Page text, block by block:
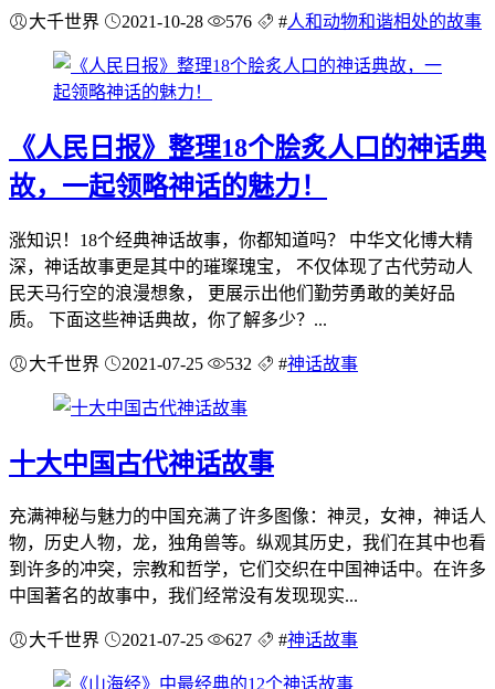
大千世界 2021-10-28 576 #人和动物和谐相处的故事
《人民日报》整理18个脍炙人口的神话典
故，一起领略神话的魅力！
涨知识！18个经典神话故事，你都知道吗？ 中华文化博大精
深，神话故事更是其中的璀璨瑰宝， 不仅体现了古代劳动人
民天马行空的浪漫想象， 更展示出他们勤劳勇敢的美好品
质。 下面这些神话典故，你了解多少？...
大千世界 2021-07-25 532 #神话故事
十大中国古代神话故事
充满神秘与魅力的中国充满了许多图像：神灵，女神，神话人
物，历史人物，龙，独角兽等。纵观其历史，我们在其中也看
到许多的冲突，宗教和哲学，它们交织在中国神话中。在许多
中国著名的故事中，我们经常没有发现现实...
大千世界 2021-07-25 627 #神话故事